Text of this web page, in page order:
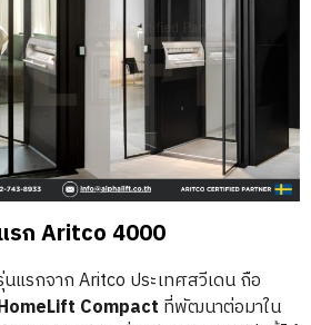
ก Aritco 4000
แรกจาก Aritco ประเทศสวีเดน ถือ
Compact ที่พัฒนาต่อมาใน